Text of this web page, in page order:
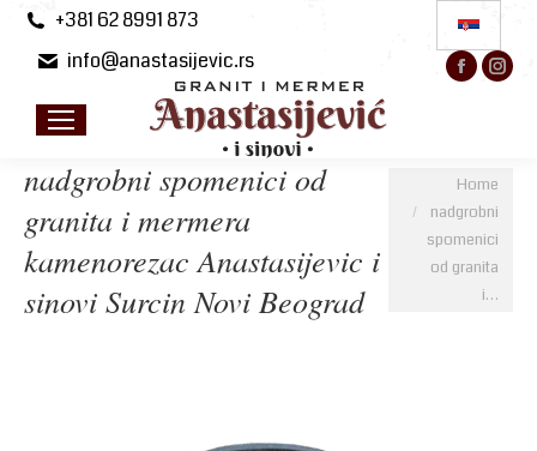
+381 62 8991 873
info@anastasijevic.rs
new
nadgrobni spomenici od
granita i mermera
kamenorezac Anastasijevic i
sinovi Surcin Novi Beograd
You are here:
Home
nadgrobni
spomenici
od granita
i…